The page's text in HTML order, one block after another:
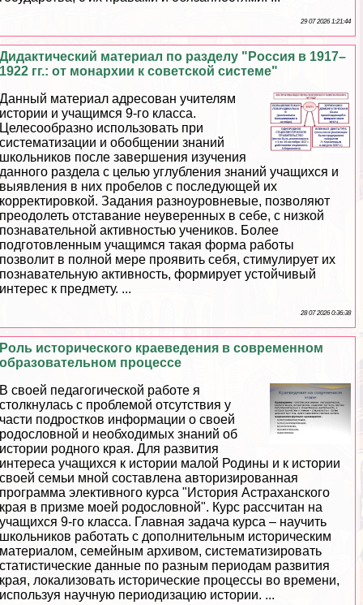
29 07 2026 1:21:44
Дидактический материал по разделу "Россия в 1917–
1922 гг.: от монархии к советской системе"
Данный материал адресован учителям
истории и учащимся 9-го класса.
Целесообразно использовать при
систематизации и обобщении знаний
школьников после завершения изучения
данного раздела с целью углубления знаний учащихся и
выявления в них пробелов с последующей их
корректировкой. Задания разноуровневые, позволяют
преодолеть отставание неуверенных в себе, с низкой
познавательной активностью учеников. Более
подготовленным учащимся такая форма работы
позволит в полной мере проявить себя, стимулирует их
познавательную активность, формирует устойчивый
интерес к предмету. ...
28 07 2026 0:36:38
Роль исторического краеведения в современном
образовательном процессе
В своей педагогической работе я
столкнулась с проблемой отсутствия у
части подростков информации о своей
родословной и необходимых знаний об
истории родного края. Для развития
интереса учащихся к истории малой Родины и к истории
своей семьи мной составлена авторизированная
программа элективного курса "История Астpaxaнского
края в призме моей родословной". Курс рассчитан на
учащихся 9-го класса. Главная задача курса – научить
школьников работать с дополнительным историческим
материалом, семейным архивом, систематизировать
статистические данные по разным периодам развития
края, локализовать исторические процессы во времени,
используя научную периодизацию истории. ...